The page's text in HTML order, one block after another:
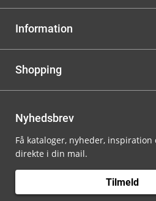
Information
Shopping
Nyhedsbrev
Få kataloger, nyheder,
direkte i din mail.
Tilmeld